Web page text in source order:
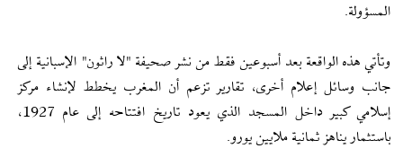
المسؤولة.
وتأتي هذه الواقعة بعد أسبوعين فقط من نشر صحيفة "لا راثون" الإسبانية إلى
جانب وسائل إعلام أخرى، تقارير تزعم أن المغرب يخطط لإنشاء مركز
إسلامي كبير داخل المسجد الذي يعود تاريخ افتتاحه إلى عام 1927،
باستثمار يناهز ثمانية ملايين يورو.